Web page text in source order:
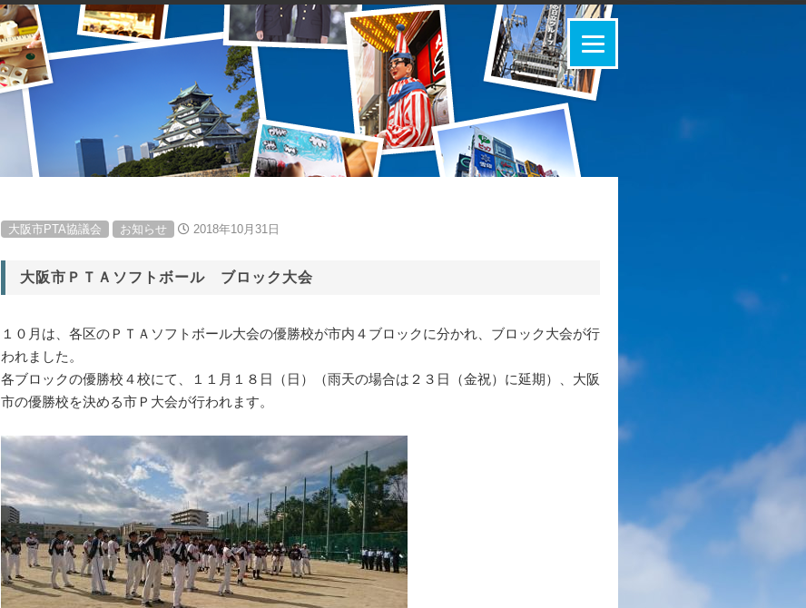
大阪市PTA協議会 お知らせ 2018年10月31日
大阪市ＰＴＡソフトボール ブロック大会
１０月は、各区のＰＴＡソフトボール大会の優勝校が市内４ブロックに分かれ、ブロック大会が行
われました。
各ブロックの優勝校４校にて、１１月１８日（日）（雨天の場合は２３日（金祝）に延期）、大阪
市の優勝校を決める市Ｐ大会が行われます。